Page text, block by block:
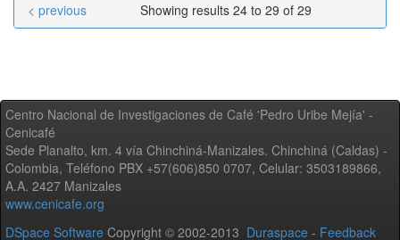
Showing results 24 to 29 of 29
< previous
Centro Nacional de Investigaciones de Café 'Pedro Uribe Mejía' -
Cenicafé
Sede Planalto, km. 4 vía Chinchiná-Manizales. Chinchiná (Caldas) -
Colombia, Teléfono PBX +57(606)850 0707, Celular: 3503189866,
A.A. 2427 Manizales
www.cenicafe.org
DSpace Software Copyright © 2002-2013 Duraspace - Feedback